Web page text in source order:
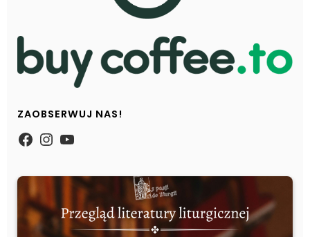
ZAOBSERWUJ NAS!
https://www.facebook.com/
Instagram
YouTube